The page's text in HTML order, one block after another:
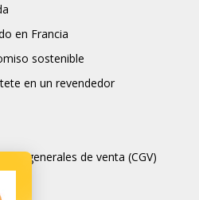
en Francia
sostenible
en un revendedor
generales de venta (CGV)